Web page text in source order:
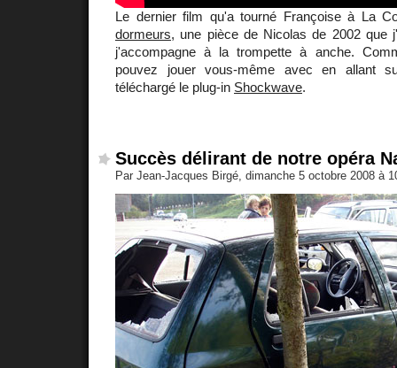
Le dernier film qu'a tourné Françoise à La
dormeurs, une pièce de Nicolas de 2002 que
j'accompagne à la trompette à anche.
pouvez jouer vous-même avec en allant
téléchargé le plug-in Shockwave.
Succès délirant de notre opéra
Par Jean-Jacques Birgé, dimanche 5 octobre 2008 à